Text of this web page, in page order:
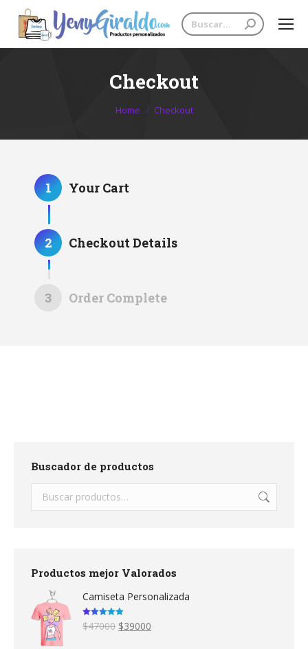
Search:
Checkout
You are here:
Home Checkout
Your Cart
1
Checkout Details
2
Order Complete
3
Buscador de productos
Productos mejor Valorados
Camiseta Personalizada
Valorado en
5.00 de 5
$47000 Original
$39000